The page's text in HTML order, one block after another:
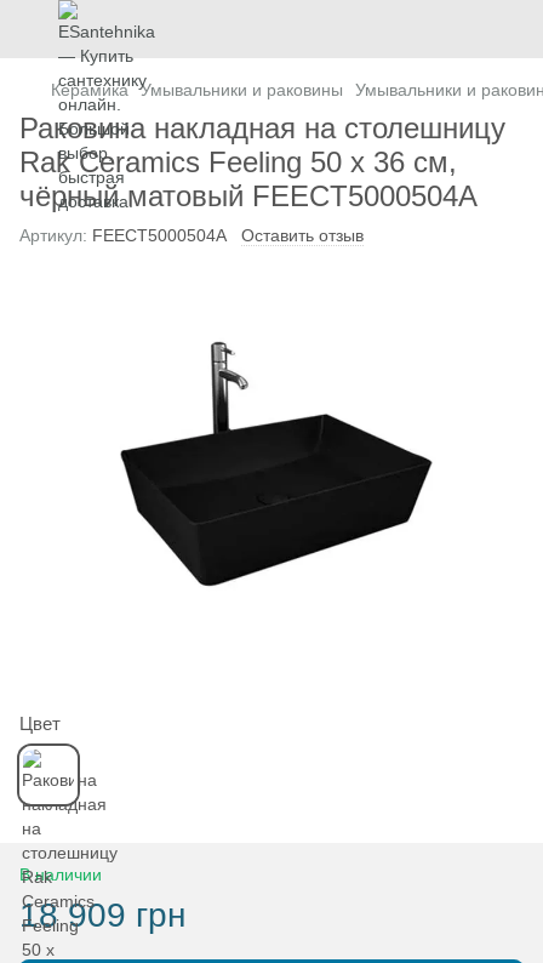
Керамика Умывальники и раковины Умывальники и
Раковина накладная на столешницу
Rak Ceramics Feeling 50 x 36 см,
чёрный матовый FEECT5000504A
Артикул: FEECT5000504A Оставить отзыв
Цвет
В наличии
18 909 грн